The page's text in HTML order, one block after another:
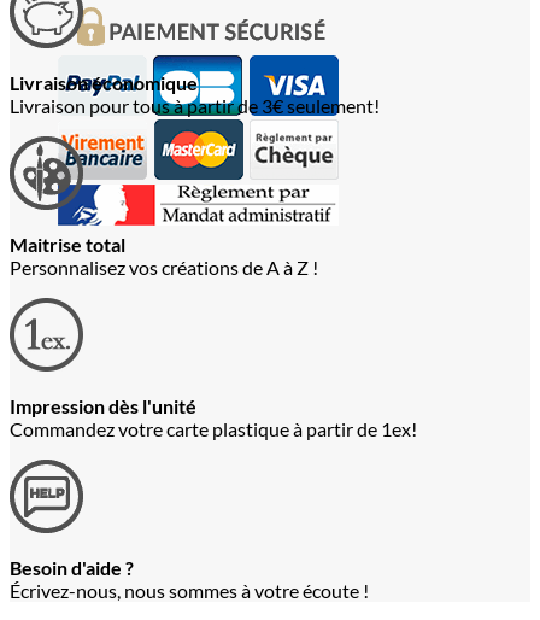
Livraison économique
Livraison pour tous à partir de 3€ seulement!
Maitrise total
Personnalisez vos créations de A à Z !
Impression dès l'unité
Commandez votre carte plastique à partir de 1ex!
Besoin d'aide ?
Écrivez-nous, nous sommes à votre écoute !